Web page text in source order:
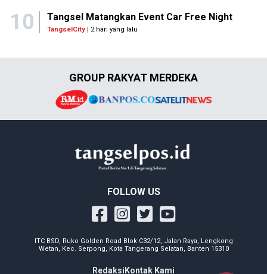
10 Tangsel Matangkan Event Car Free Night
TangselCity | 2 hari yang lalu
GROUP RAKYAT MERDEKA
FOLLOW US
ITC BSD, Ruko Golden Road Blok C32/12, Jalan Raya, Lengkong
Wetan, Kec. Serpong, Kota Tangerang Selatan, Banten 15310
Redaksi Kontak Kami